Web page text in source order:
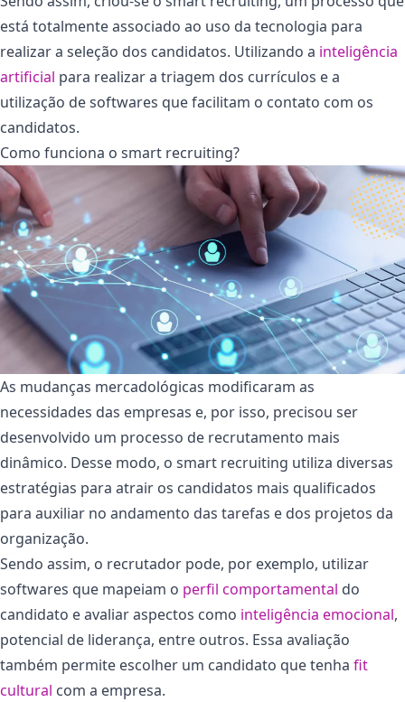
está totalmente associado ao uso da tecnologia para
realizar a seleção dos candidatos. Utilizando a inteligência
artificial para realizar a triagem dos currículos e a
utilização de softwares que facilitam o contato com os
candidatos.
Como funciona o smart recruiting?
As mudanças mercadológicas modificaram as
necessidades das empresas e, por isso, precisou ser
desenvolvido um processo de recrutamento mais
dinâmico. Desse modo, o smart recruiting utiliza diversas
estratégias para atrair os candidatos mais qualificados
para auxiliar no andamento das tarefas e dos projetos da
organização.
Sendo assim, o recrutador pode, por exemplo, utilizar
softwares que mapeiam o perfil comportamental do
candidato e avaliar aspectos como inteligência emocional,
potencial de liderança, entre outros. Essa avaliação
também permite escolher um candidato que tenha fit
cultural com a empresa.